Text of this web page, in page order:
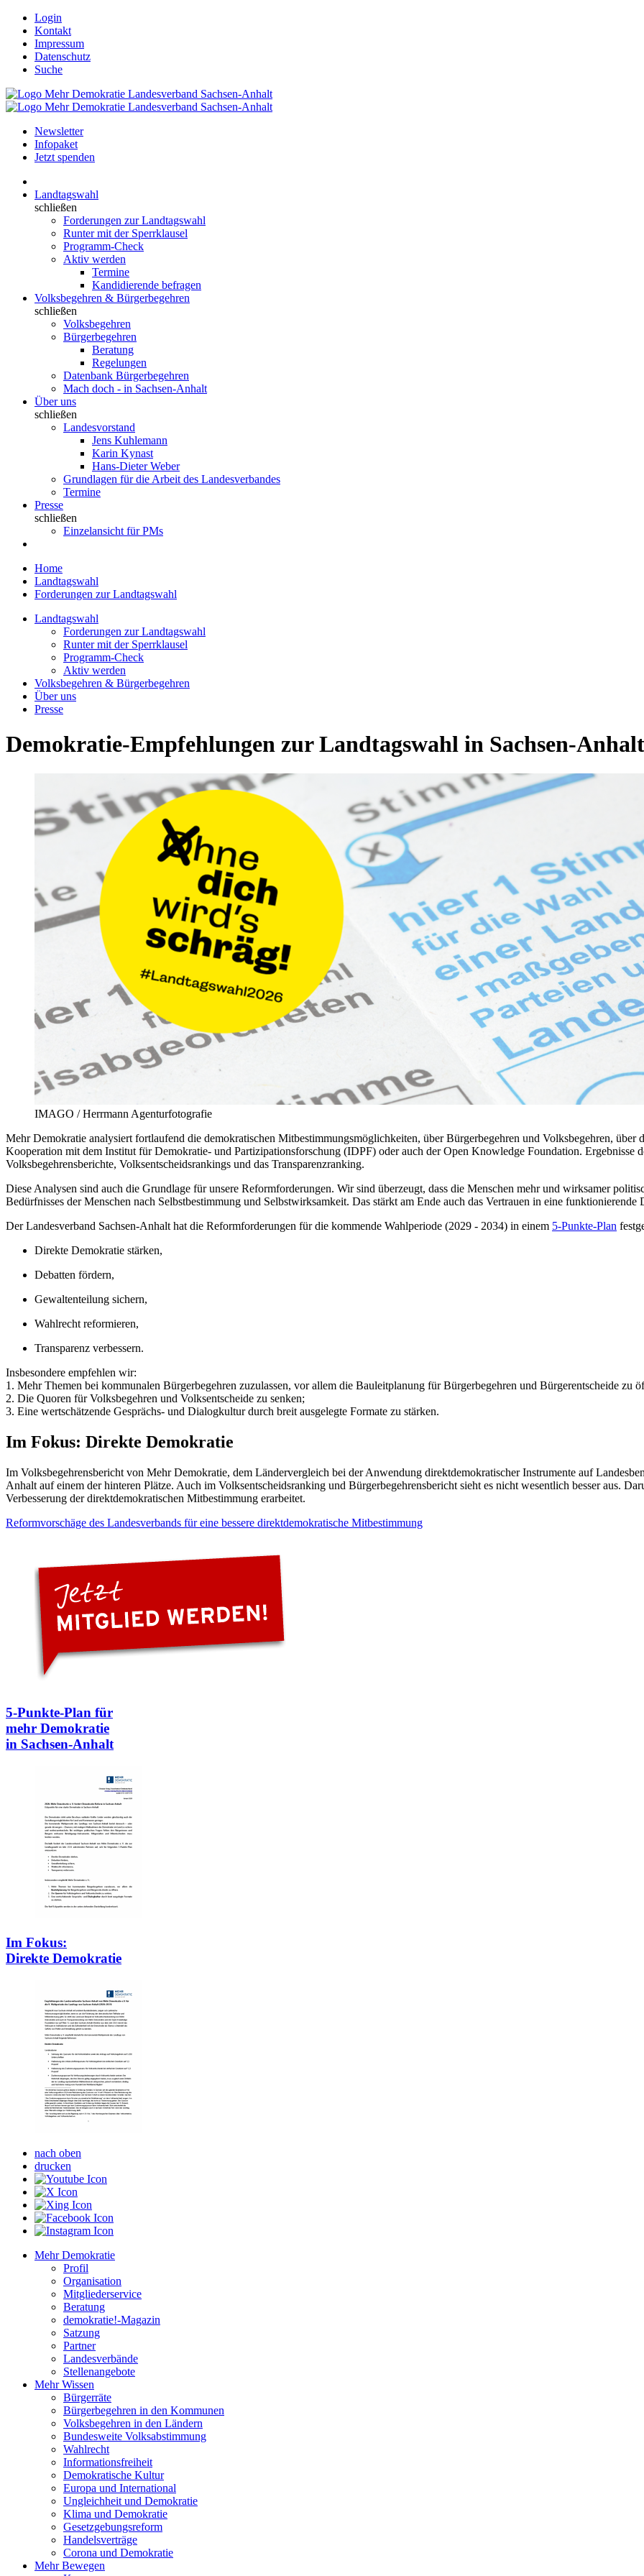
Login
Kontakt
Impressum
Datenschutz
Suche
Newsletter
Infopaket
Jetzt spenden
Landtagswahl
schließen
Forderungen zur Landtagswahl
Runter mit der Sperrklausel
Programm-Check
Aktiv werden
Termine
Kandidierende befragen
Volksbegehren & Bürgerbegehren
schließen
Volksbegehren
Bürgerbegehren
Beratung
Regelungen
Datenbank Bürgerbegehren
Mach doch - in Sachsen-Anhalt
Über uns
schließen
Landesvorstand
Jens Kuhlemann
Karin Kynast
Hans-Dieter Weber
Grundlagen für die Arbeit des Landesverbandes
Termine
Presse
schließen
Einzelansicht für PMs
Home
Landtagswahl
Forderungen zur Landtagswahl
Landtagswahl
Forderungen zur Landtagswahl
Runter mit der Sperrklausel
Programm-Check
Aktiv werden
Volksbegehren & Bürgerbegehren
Über uns
Presse
Demokratie-Empfehlungen zur Landtagswahl in Sachsen-Anhalt
IMAGO / Herrmann Agenturfotografie
Mehr Demokratie analysiert fortlaufend die demokratischen Mitbestimmungsmöglichkeiten, über Bürgerbegehren und Volksbegehren, über
Kooperation mit dem Institut für Demokratie- und Partizipationsforschung (IDPF) oder auch der Open Knowledge Foundation. Ergebnisse
Volksbegehrensberichte, Volksentscheidsrankings und das Transparenzranking.
Diese Analysen sind auch die Grundlage für unsere Reformforderungen. Wir sind überzeugt, dass die Menschen mehr und wirksamer
Bedürfnisses der Menschen nach Selbstbestimmung und Selbstwirksamkeit. Das stärkt am Ende auch das Vertrauen in eine funktionierende
Der Landesverband Sachsen-Anhalt hat die Reformforderungen für die kommende Wahlperiode (2029 - 2034) in einem 5-Punkte-Plan
Direkte Demokratie stärken,
Debatten fördern,
Gewaltenteilung sichern,
Wahlrecht reformieren,
Transparenz verbessern.
Insbesondere empfehlen wir:
1. Mehr Themen bei kommunalen Bürgerbegehren zuzulassen, vor allem die Bauleitplanung für Bürgerbegehren und Bürgerentscheide zu
2. Die Quoren für Volksbegehren und Volksentscheide zu senken;
3. Eine wertschätzende Gesprächs- und Dialogkultur durch breit ausgelegte Formate zu stärken.
Im Fokus: Direkte Demokratie
Im Volksbegehrensbericht von Mehr Demokratie, dem Ländervergleich bei der Anwendung direktdemokratischer Instrumente auf
Anhalt auf einem der hinteren Plätze. Auch im Volksentscheidsranking und Bürgerbegehrensbericht sieht es nicht wesentlich besser aus.
Verbesserung der direktdemokratischen Mitbestimmung erarbeitet.
Reformvorschäge des Landesverbands für eine bessere direktdemokratische Mitbestimmung
5-Punkte-Plan für
mehr Demokratie
in Sachsen-Anhalt
Im Fokus:
Direkte Demokratie
nach oben
drucken
Mehr Demokratie
Profil
Organisation
Mitgliederservice
Beratung
demokratie!-Magazin
Satzung
Partner
Landesverbände
Stellenangebote
Mehr Wissen
Bürgerräte
Bürgerbegehren in den Kommunen
Volksbegehren in den Ländern
Bundesweite Volksabstimmung
Wahlrecht
Informationsfreiheit
Demokratische Kultur
Europa und International
Ungleichheit und Demokratie
Klima und Demokratie
Gesetzgebungsreform
Handelsverträge
Corona und Demokratie
Mehr Bewegen